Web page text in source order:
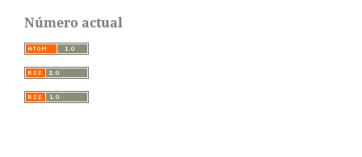
Número actual